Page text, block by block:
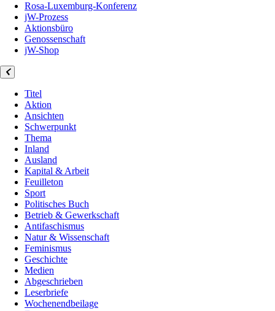
Rosa-Luxemburg-Konferenz
jW-Prozess
Aktionsbüro
Genossenschaft
jW-Shop
Titel
Aktion
Ansichten
Schwerpunkt
Thema
Inland
Ausland
Kapital & Arbeit
Feuilleton
Sport
Politisches Buch
Betrieb & Gewerkschaft
Antifaschismus
Natur & Wissenschaft
Feminismus
Geschichte
Medien
Abgeschrieben
Leserbriefe
Wochenendbeilage